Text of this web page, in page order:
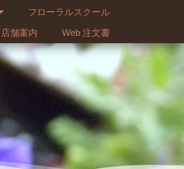
フローラルスクール
店舗案内 Web 注文書